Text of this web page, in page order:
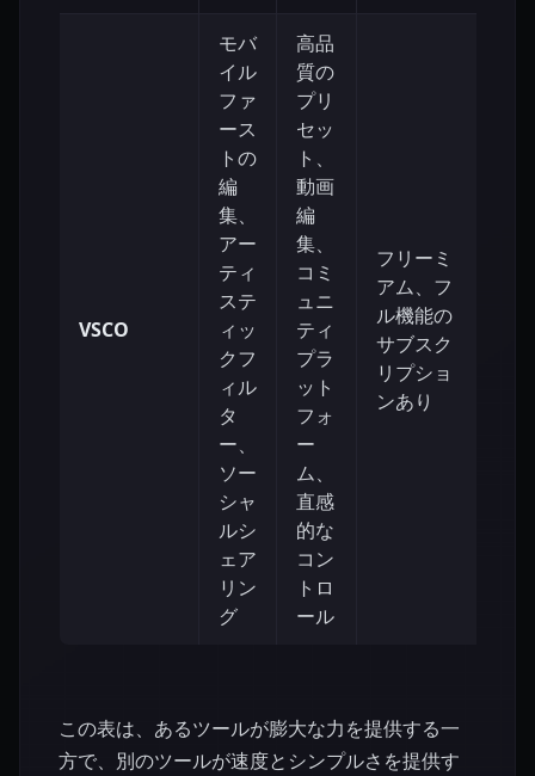
VSCO
モバ
イル
ファ
ース
トの
編
集、
アー
ティ
ステ
ィッ
クフ
ィル
タ
ー、
ソー
シャ
ルシ
ェア
リン
グ
高品
質の
プリ
セッ
ト、
動画
編
集、
コミ
ュニ
ティ
プラ
ット
フォ
ー
ム、
直感
的な
コン
トロ
ール
フリーミ
アム、フ
ル機能の
サブスク
リプショ
ンあり
この表は、あるツールが膨大な力を提供する一
方で、別のツールが速度とシンプルさを提供す